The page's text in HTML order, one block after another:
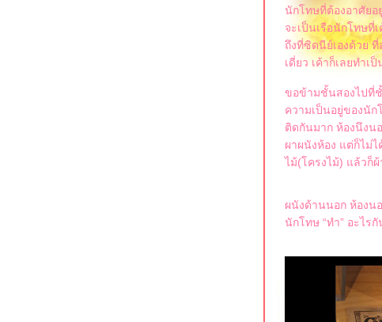
นักโทษที่ต้องอาศัยอ
จะเป็นเรือนักโทษที่
ถึงที่ซิดนีย์เองด้วย ที่
เดี่ยว เค้าก็เลยทำเ
ขอข้ามชั้นสองไปที่
ความเป็นอยู่ของนัก
ติดกันมาก ห้องนึงน
ผาผนังห้อง แต่ก็ไม่
ไม้(โครงไม้) แล้วก็
ผนังด้านนอก ห้องน
นักโทษ “ทำ” อะไร